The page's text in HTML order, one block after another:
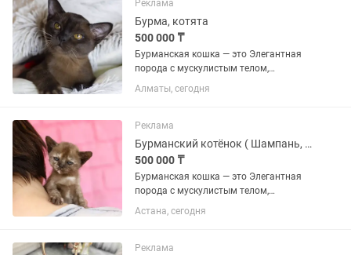
характером: невероятно привязаны к
человеку, активны,...
Реклама
Бурма, котята
500 000 ₸
Бурманская кошка — это Элегантная
порода с мускулистым телом,
шелковистой шерстью и
выразительными глазами. Они
характером: невероятно привязаны к
человеку, активны,...
Алматы, сегодня
Реклама
Бурманский котёнок ( Шампань, Крем брюле )
500 000 ₸
Бурманская кошка — это Элегантная
порода с мускулистым телом,
шелковистой шерстью и
выразительными глазами. Они
характером: невероятно привязаны к
Астана, сегодня
Реклама